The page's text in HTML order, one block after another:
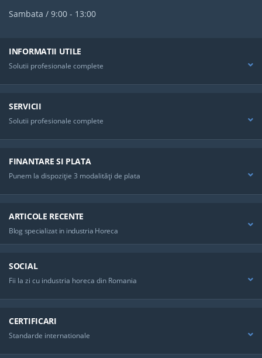
Sambata / 9:00 - 13:00
INFORMATII UTILE
Solutii profesionale complete
SERVICII
Solutii profesionale complete
FINANTARE SI PLATA
Punem la dispoziţie 3 modalităţi de plata
ARTICOLE RECENTE
Blog specializat in industria Horeca
SOCIAL
Fii la zi cu industria horeca din Romania
CERTIFICARI
Standarde internationale